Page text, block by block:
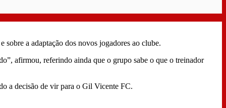
a adaptação dos novos jogadores ao clube.
afirmou, referindo ainda que o grupo sabe o que o treinador
a decisão de vir para o Gil Vicente FC.